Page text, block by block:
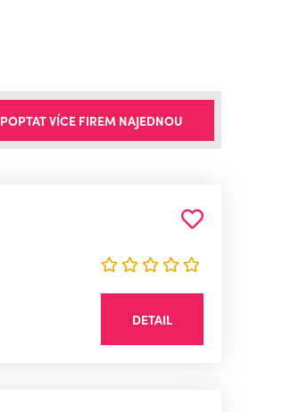
POPTAT VÍCE FIREM NAJEDNOU
DETAIL